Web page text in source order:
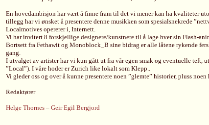
En hovedambisjon har vært å finne fram til det vi mener kan ha kvaliteter
tillegg har vi ønsket å presentere denne musikken som spesialsnekrede
Localmotives opererer i, Internett.
Vi har invitert 8 forskjellige designere/kunstnere til å lage hver sin Flash-
Bortsett fra Fethawit og Monoblock_B sine bidrag er alle låtene rykende
gang.
I utvalget av artister har vi kun gått ut fra vår egen smak og eventuelle teft,
”Local”). I våre hoder er Zurich like lokalt som Klepp..
Vi gleder oss og over å kunne presentere noen ”glemte” historier, pluss
Redaktører
Helge Thornes – Geir Egil Bergjord